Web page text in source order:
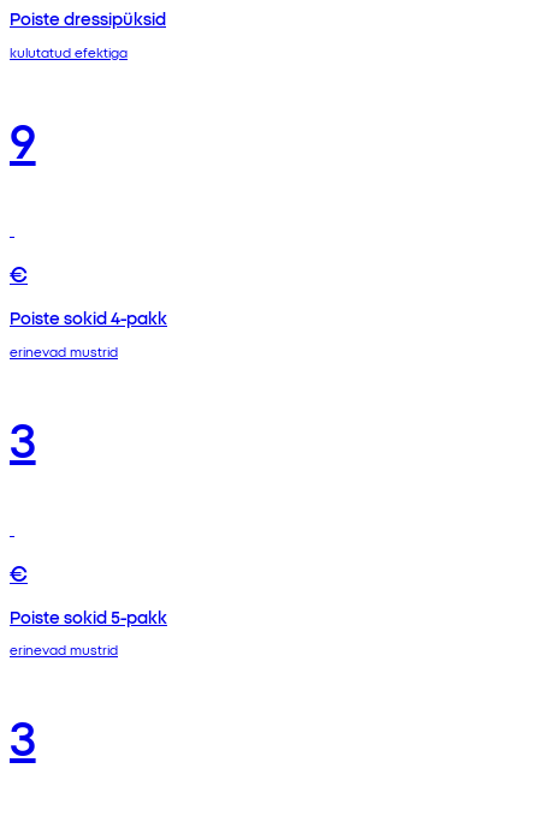
Poiste dressipüksid
kulutatud efektiga
9
€
Poiste sokid 4-pakk
erinevad mustrid
3
€
Poiste sokid 5-pakk
erinevad mustrid
3